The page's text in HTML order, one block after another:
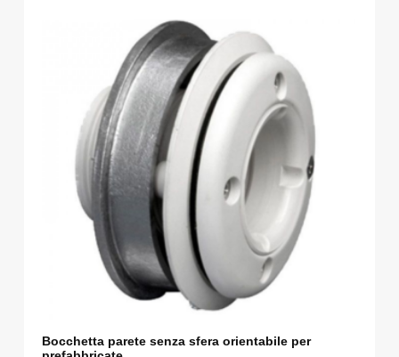
Bocchetta parete senza sfera orientabile per